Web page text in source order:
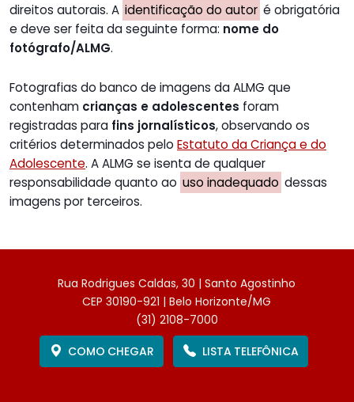
direitos autorais. A identificação do autor é obrigatória
e deve ser feita da seguinte forma: nome do
fotógrafo/ALMG.
Fotografias do banco de imagens da ALMG que
contenham crianças e adolescentes foram
registradas para fins jornalísticos, observando os
critérios determinados pelo Estatuto da Criança e do
Adolescente. A ALMG se isenta de qualquer
responsabilidade quanto ao uso inadequado dessas
imagens por terceiros.
Rua Rodrigues Caldas, 30 | Santo Agostinho
CEP 30190-921 | Belo Horizonte/MG
(31) 2108-7000
COMO CHEGAR
LISTA TELEFÔNICA